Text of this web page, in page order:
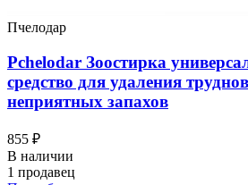
Пчелодар
Pchelodar Зоостирка
средство для удаления
неприятных запахов
855 ₽
В наличии
1 продавец